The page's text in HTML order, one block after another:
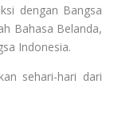
dengan Bangsa
Bahasa Belanda,
Indonesia.
sehari-hari dari